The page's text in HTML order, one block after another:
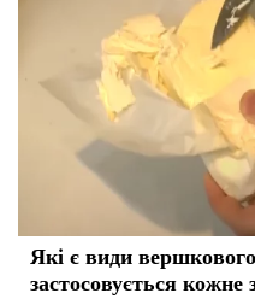
Які є види
застосовується кожне